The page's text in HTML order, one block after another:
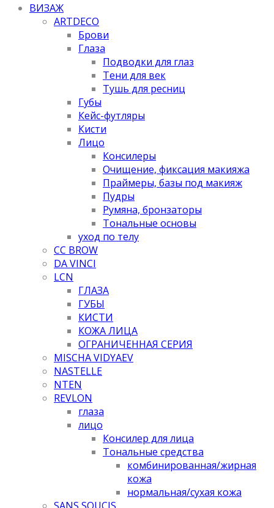
ВИЗАЖ
ARTDECO
Брови
Глаза
Подводки для глаз
Тени для век
Тушь для ресниц
Губы
Кейс-футляры
Кисти
Лицо
Консилеры
Очищение, фиксация макияжа
Праймеры, базы под макияж
Пудры
Румяна, бронзаторы
Тональные основы
уход по телу
CC BROW
DA VINCI
LCN
ГЛАЗА
ГУБЫ
КИСТИ
КОЖА ЛИЦА
ОГРАНИЧЕННАЯ СЕРИЯ
MISCHA VIDYAEV
NASTELLE
NTEN
REVLON
глаза
лицо
Консилер для лица
Тональные средства
комбинированная/жирная
кожа
нормальная/cухая кожа